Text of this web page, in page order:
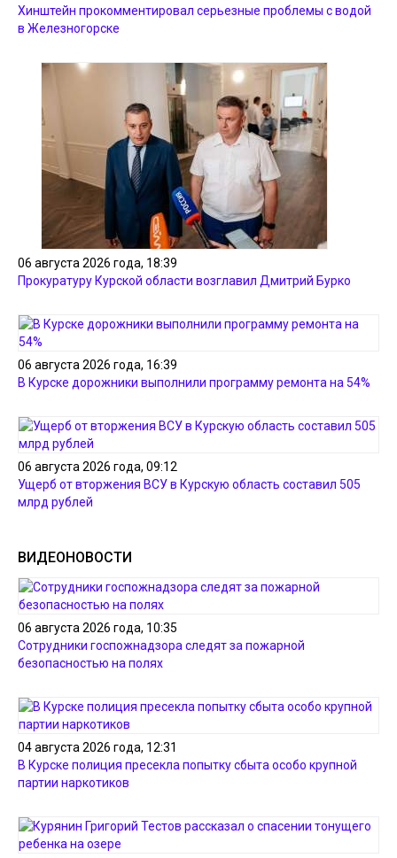
Хинштейн прокомментировал серьезные проблемы с водой
в Железногорске
06 августа 2026 года, 18:39
Прокуратуру Курской области возглавил Дмитрий Бурко
06 августа 2026 года, 16:39
В Курске дорожники выполнили программу ремонта на 54%
06 августа 2026 года, 09:12
Ущерб от вторжения ВСУ в Курскую область составил 505
млрд рублей
ВИДЕОНОВОСТИ
06 августа 2026 года, 10:35
Сотрудники госпожнадзора следят за пожарной
безопасностью на полях
04 августа 2026 года, 12:31
В Курске полиция пресекла попытку сбыта особо крупной
партии наркотиков